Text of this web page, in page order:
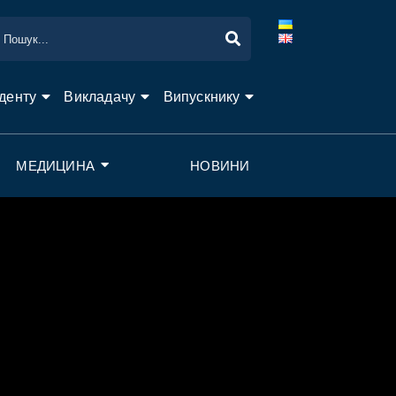
Викладачу Випускнику
МЕДИЦИНА НОВИНИ